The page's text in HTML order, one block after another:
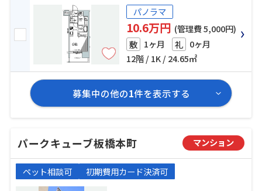
パノラマ
10.6万円 (管理費 5,000円)
敷 1ヶ月 礼 0ヶ月
12階 / 1K / 24.65㎡
募集中の他の1件を表示する
パークキューブ板橋本町 マンション
ペット相談可 初期費用カード決済可